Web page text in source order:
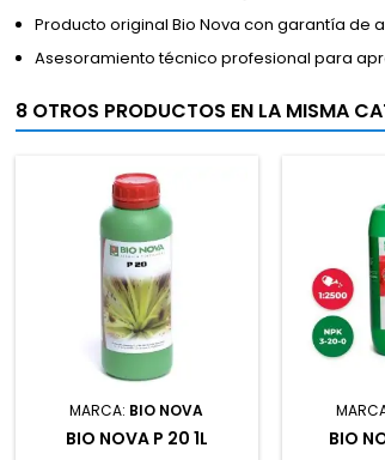
Producto original Bio Nova con garantía de
Asesoramiento técnico profesional para
8 OTROS PRODUCTOS EN LA MISMA
MARCA: BIO NOVA
BIO NOVA P 20 1L BIO